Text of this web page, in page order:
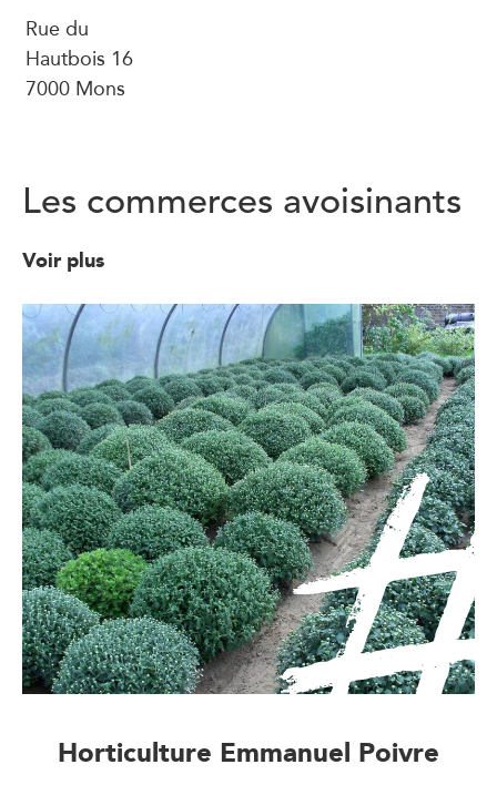
Rue du
Hautbois 16
7000 Mons
Les commerces avoisinants
Voir plus
Horticulture Emmanuel Poivre